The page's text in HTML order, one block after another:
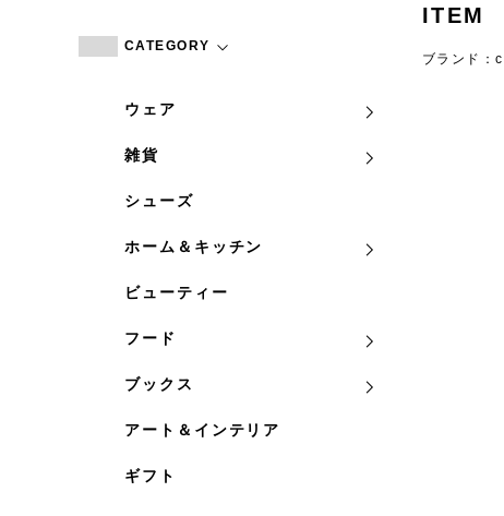
CATEGORY
ウェア
雑貨
シューズ
ホーム＆キッチン
ビューティー
フード
ブックス
アート＆インテリア
ギフト
ITEM
ブランド：